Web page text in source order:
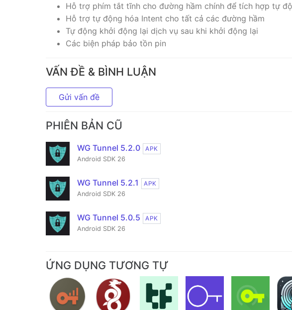
Hỗ trợ phím tắt tĩnh cho đường hầm chính để tích hợp tự
Hỗ trợ tự động hóa Intent cho tất cả các đường hầm
Tự động khởi động lại dịch vụ sau khi khởi động lại
Các biện pháp bảo tồn pin
VẤN ĐỀ & BÌNH LUẬN
Gửi vấn đề
PHIÊN BẢN CŨ
WG Tunnel 5.2.0
APK
Android SDK 26
WG Tunnel 5.2.1
APK
Android SDK 26
WG Tunnel 5.0.5
APK
Android SDK 26
ỨNG DỤNG TƯƠNG TỰ